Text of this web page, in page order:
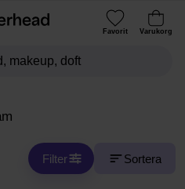
Favorit Varukorg
Filter Sortera